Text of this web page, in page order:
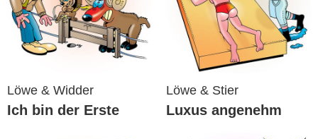
Löwe & Widder
Ich bin der Erste
Löwe & Stier
Luxus angenehm